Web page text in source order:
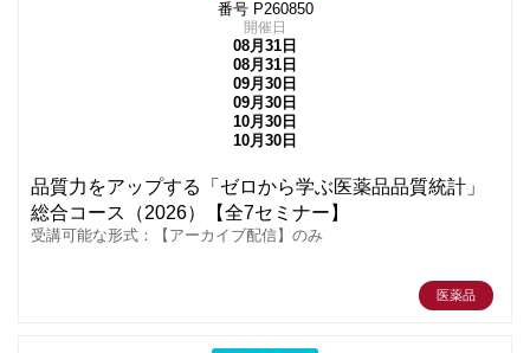
番号 P260850
開催日
08月31日
08月31日
09月30日
09月30日
10月30日
10月30日
品質力をアップする「ゼロから学ぶ医薬品品質統計」
総合コース（2026）【全7セミナー】
受講可能な形式：【アーカイブ配信】のみ
医薬品